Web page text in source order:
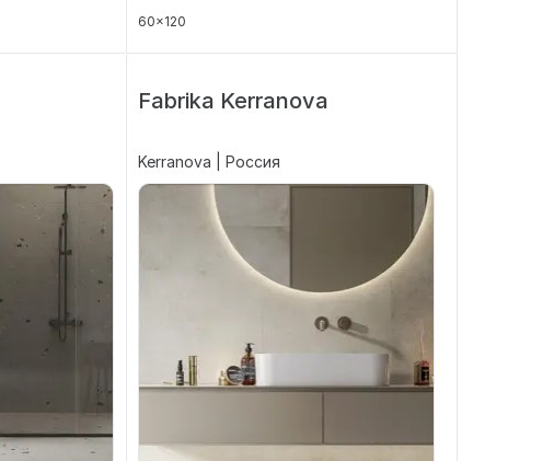
60x120
Fabrika Kerranova
Kerranova | Россия